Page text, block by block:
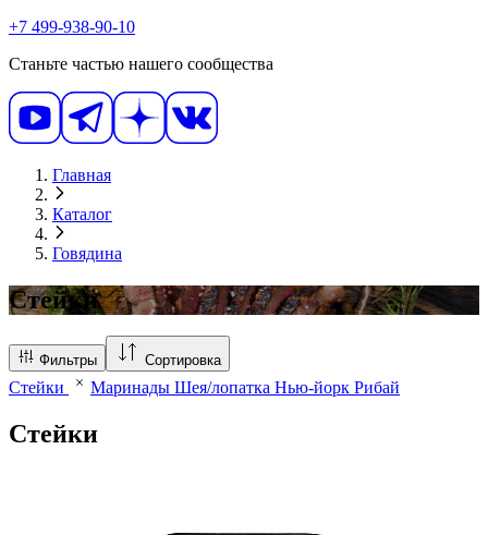
+7 499-938-90-10
Станьте частью нашего сообщества
Главная
Каталог
Говядина
Стейки
Фильтры Сортировка
Стейки Маринады Шея/лопатка Нью-йорк Рибай
Стейки